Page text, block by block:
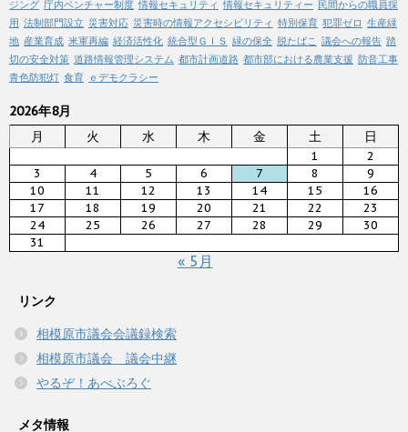
ジング 庁内ベンチャー制度 情報セキュリティ 情報セキュリティー 民間からの職員採
用 法制部門設立 災害対応 災害時の情報アクセシビリティ 特別保育 犯罪ゼロ 生産緑
地 産業育成 米軍再編 経済活性化 統合型ＧＩＳ 緑の保全 脱たばこ 議会への報告 踏
切の安全対策 道路情報管理システム 都市計画道路 都市部における農業支援 防音工事
青色防犯灯 食育 ｅデモクラシー
2026年8月
月
火 水 木 金 土 日
1
2
3
4 5 6 7 8
9
10
11 12 13 14 15
16
17
18 19 20 21 22
23
24
25 26 27 28 29
30
31
« 5月
リンク
相模原市議会会議録検索
相模原市議会 議会中継
やるぞ！あべぶろぐ
メタ情報